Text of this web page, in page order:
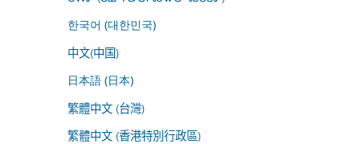
한국어 (대한민국)
中文(中国)
日本語 (日本)
繁體中文 (台灣)
繁體中文 (香港特別行政區)